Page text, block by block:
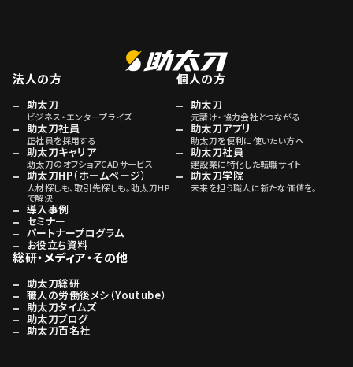
法人の方
助太刀
ビジネス・エンタープライズ
助太刀社員
正社員を採用する
助太刀キャリア
助太刀のオフショアCADサービス
助太刀HP（ホームページ）
人材探しも、取引先探しも。助太刀HP
で解決
導入事例
セミナー
パートナープログラム
お役立ち資料
個人の方
助太刀
元請け・協力会社とつながる
助太刀アプリ
助太刀を便利に使いたい方へ
助太刀社員
建設業に特化した転職サイト
助太刀学院
未来を担う職人に新たな価値を。
総研・メディア・その他
助太刀総研
職人の労働後メシ（Youtube）
助太刀タイムズ
助太刀ブログ
助太刀百名社